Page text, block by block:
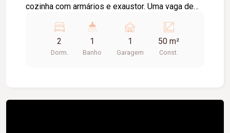
cozinha com armários e exaustor. Uma vaga de
2
Dorm.
1
Banho
1
Garagem
50 m²
Const.